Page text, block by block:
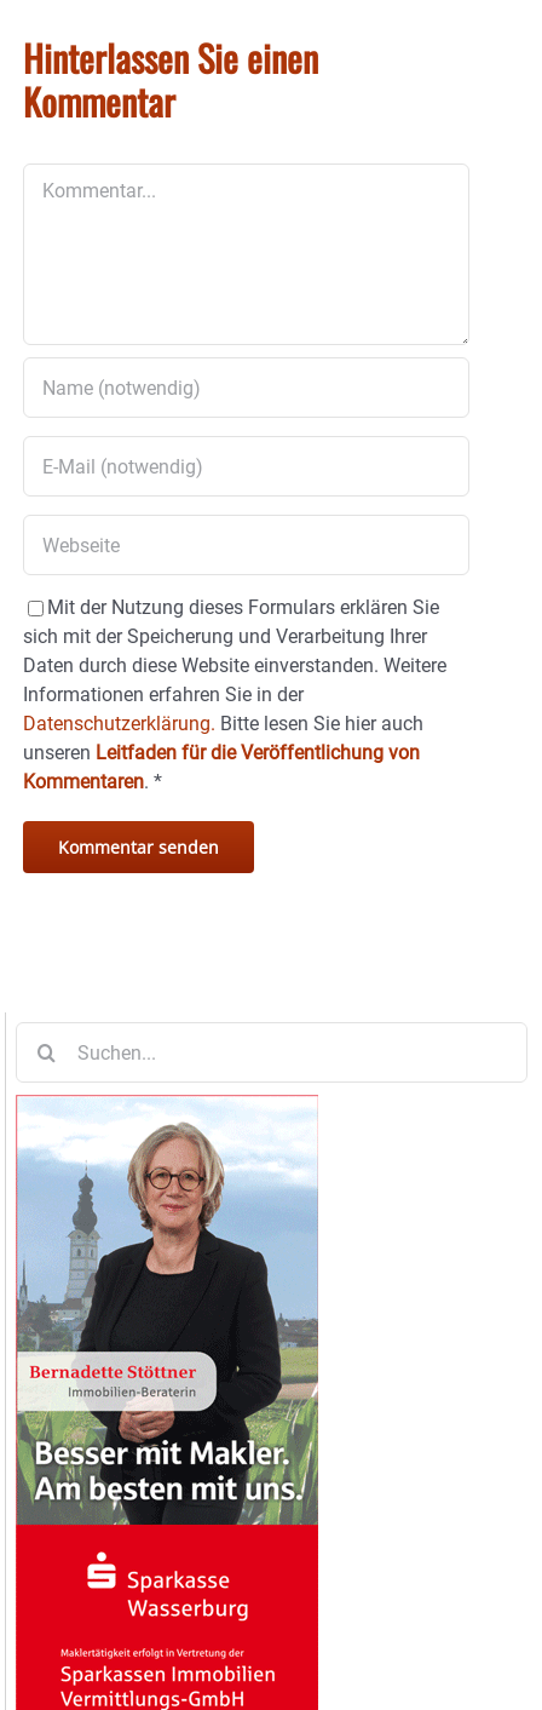
Hinterlassen Sie einen
Kommentar
Mit der Nutzung dieses Formulars erklären Sie
sich mit der Speicherung und Verarbeitung Ihrer
Daten durch diese Website einverstanden. Weitere
Informationen erfahren Sie in der
Datenschutzerklärung. Bitte lesen Sie hier auch
unseren Leitfaden für die Veröffentlichung von
Kommentaren. *
nach: